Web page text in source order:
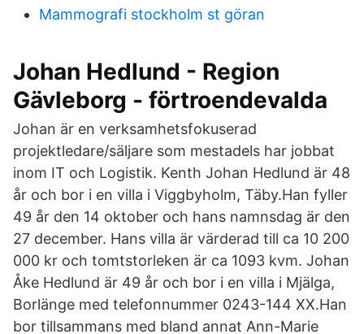
Mammografi stockholm st göran
Johan Hedlund - Region
Gävleborg - förtroendevalda
Johan är en verksamhetsfokuserad
projektledare/säljare som mestadels har jobbat
inom IT och Logistik. Kenth Johan Hedlund är 48
år och bor i en villa i Viggbyholm, Täby.Han fyller
49 år den 14 oktober och hans namnsdag är den
27 december. Hans villa är värderad till ca 10 200
000 kr och tomtstorleken är ca 1093 kvm. Johan
Åke Hedlund är 49 år och bor i en villa i Mjälga,
Borlänge med telefonnummer 0243-144 XX.Han
bor tillsammans med bland annat Ann-Marie